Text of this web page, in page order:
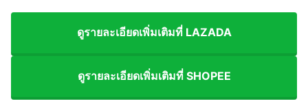
ดูรายละเอียดเพิ่มเติมที่ LAZADA
ดูรายละเอียดเพิ่มเติมที่ SHOPEE